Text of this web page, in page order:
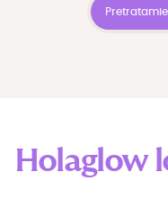
Holaglow